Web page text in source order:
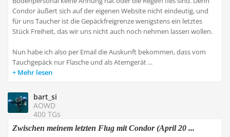
Condor äußert sich auf der eigenen Website nicht eindeutig, und
für uns Taucher ist die Gepäckfreigrenze wenigstens ein letztes
Stück Freiheit, das wir uns nicht auch noch nehmen lassen wollen.
Nun habe ich also per Email die Auskunft bekommen, dass vom
Tauchgepäck nur Flasche und als Atemgerät ...
Mehr lesen
bart_si
AOWD
400 TGs
Zwischen meinem letzten Flug mit Condor (April 20 ...